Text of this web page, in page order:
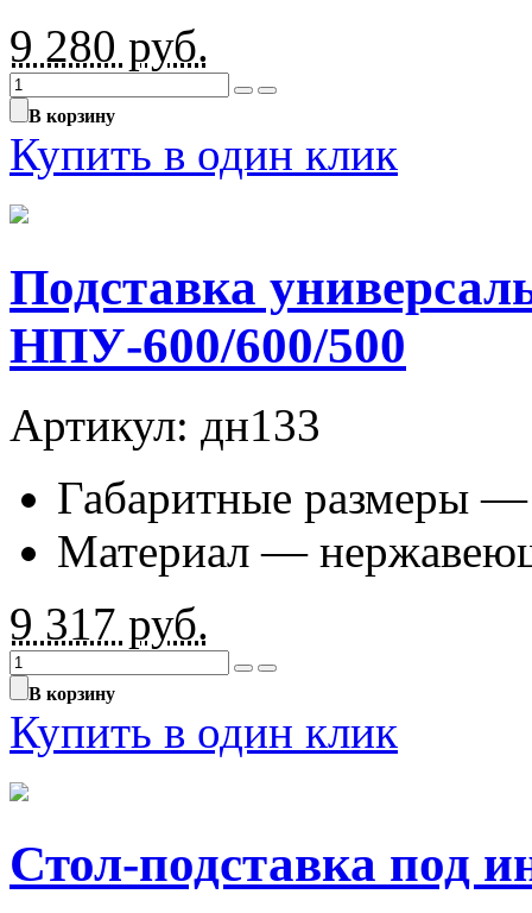
9 280 руб.
В корзину
Купить в один клик
Подставка
НПУ-600/600/500
Артикул: дн133
Габаритные размеры
Материал —
9 317 руб.
В корзину
Купить в один клик
Стол-подставка под